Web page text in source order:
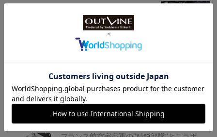
ーほか】まだ手頃に狙える！ブラン
ザ”搭載モデル【新開発の手巻きキャ
リバー搭載...